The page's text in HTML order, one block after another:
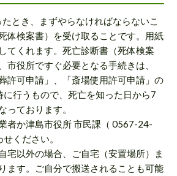
とき、まずやらなければならないこ
体検案書）を受け取ることです。用紙
てくれます。死亡診断書（死体検案
市役所ですぐ必要となる手続きは、
許可申請」、「斎場使用許可申請」の
行うもので、死亡を知った日から7
っております。
者か津島市役所 市民課（ 0567-24-
ください。
宅以外の場合、ご自宅（安置場所）ま
ます。ご自分で搬送されることも可能